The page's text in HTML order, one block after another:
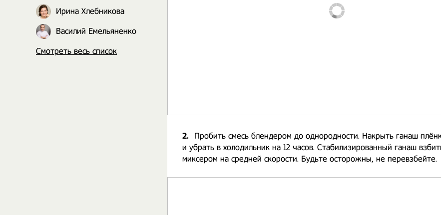
2.
Пробить смесь блендером до однородности. Накрыть ганаш
и убрать в холодильник на 12 часов. Стабилизированный ганаш
миксером на средней скорости. Будьте осторожны, не перевзбейте.
Ирина Хлебникова
Василий Емельяненко
Смотреть весь список